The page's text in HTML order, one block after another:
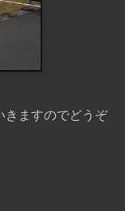
きますのでどうぞ